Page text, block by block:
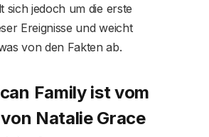
sich jedoch um die erste
Ereignisse und weicht
von den Fakten ab.
Family ist vom
Natalie Grace